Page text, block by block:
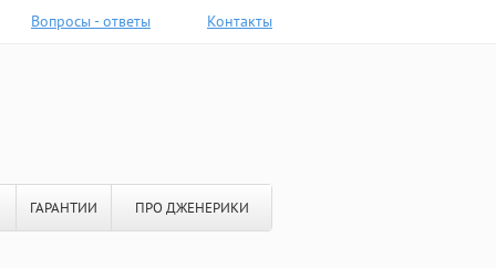
Вопросы - ответы Контакты
ГАРАНТИИ ПРО ДЖЕНЕРИКИ